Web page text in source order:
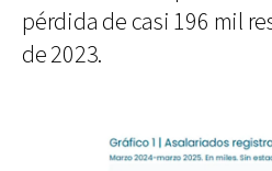
pérdida de casi 196 mil
de 2023.